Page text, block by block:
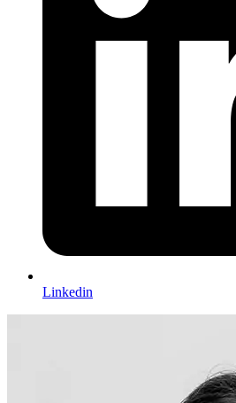
Linkedin